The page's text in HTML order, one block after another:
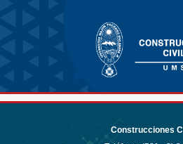
Construcciones